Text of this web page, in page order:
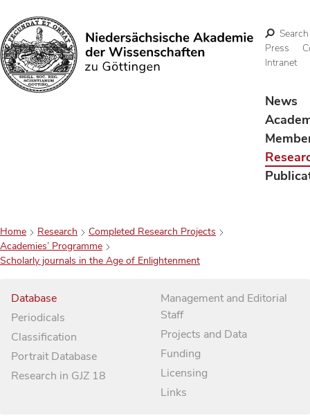
Search
Search
Press
Intranet
News
Home Research
Completed Research Projects
Academies’ Programme
Scholarly journals in the Age of Enlightenment
Database
Periodicals
Classification
Portrait Database
Research in GJZ 18
Management and Editorial
Staff
Projects and Data
Funding
Licensing
Links